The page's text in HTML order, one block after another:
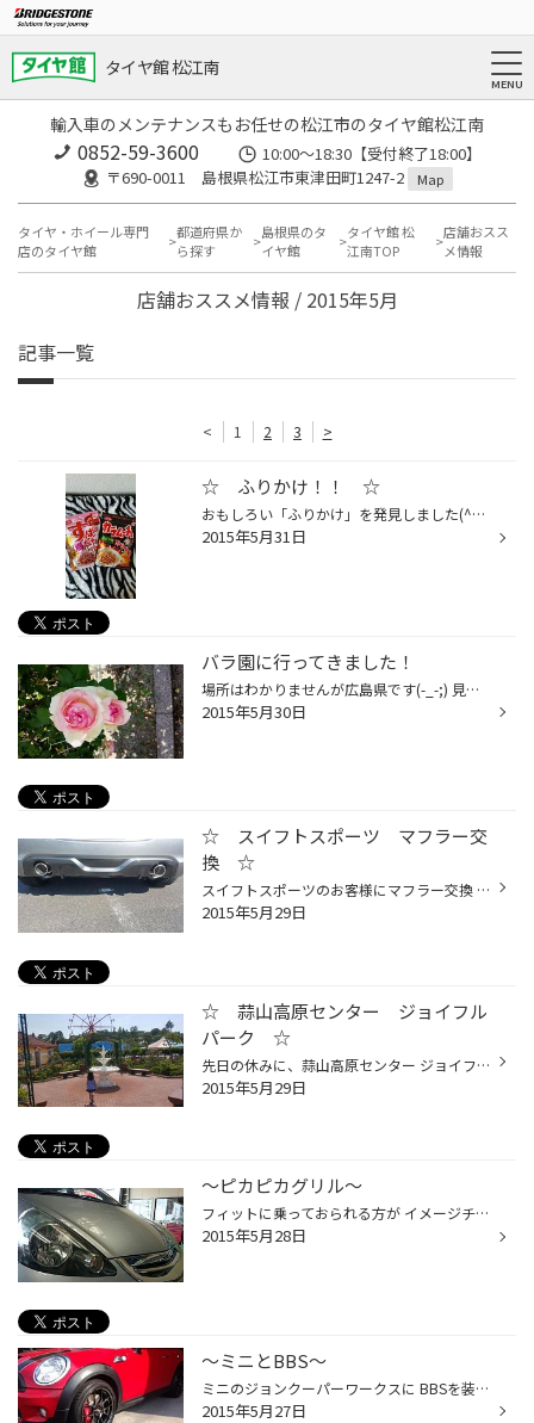
タイヤ館 松江南
輸入車のメンテナンスもお任せの松江市のタイヤ館松江南
0852-59-3600
10:00～18:30【受付終了18:00】
〒690-0011 島根県松江市東津田町1247-2
Map
タイヤ・ホイール専門
店のタイヤ館
都道府県か
ら探す
島根県のタ
イヤ館
タイヤ館 松
江南TOP
店舗おスス
メ情報
店舗おススメ情報 / 2015年5月
記事一覧
< 1 2 3 >
☆ ふりかけ！！ ☆
おもしろい「ふりかけ」を発見しました(^^) なんと！！みなさん一度は食べた事がある！？ コイケヤのスナック菓子「カラム～チョ」「すっぱム～チョ」 が、ふりかけになって登場してました！！ 「カラム～チョ」のふりかけを先に食べてますが、 美味しいですよ☆ これから更に暑くなってくるので、辛...
2015年5月31日
バラ園に行ってきました！
場所はわかりませんが広島県です(-_-;) 見たこともないバラがたくさん咲いてて感動しました☆ 少し散りかけでしたが楽しめましたよ～(^^♪ また来年行こうと思います(^^)v 次は散る前狙います♪♪
2015年5月30日
☆ スイフトスポーツ マフラー交
換 ☆
スイフトスポーツのお客様にマフラー交換 していただきました(^○^) 装着したマフラーは、なんと！！GPSで車速を 検知して、コントロールユニットへ伝達、速度に 応じてバルブを開閉し、サウンドをコントロール してくれます！！ 駐車場などの低速域では極めて静かに、高速域では サウンドとパフォー...
2015年5月29日
☆ 蒜山高原センター ジョイフル
パーク ☆
先日の休みに、蒜山高原センター ジョイフルパーク に行ってきました(^○^) 平日なんで貸切状態！！！ いっぱいアトラクションに乗るぞ～っと思ってましたが ・・・娘は全然乗り物に乗りたがらない(+o+) トイボックスタウンのボールプールが一番楽しかったみたいです。 娘の笑顔がいっぱい見れて良か...
2015年5月29日
～ピカピカグリル～
フィットに乗っておられる方が イメージチェンジという事で グリル（ボンネットとバンパーの間の所？） を交換して頂きました(^^)/ これだけでもかなり変わりましたね(*^。^*) 良い感じです！
2015年5月28日
～ミニとBBS～
ミニのジョンクーパーワークスに BBSを装着して頂きました(^^)/ 大変お待たせをしました！ 限定品かっこいいですね！！！ アライメント調整でさらにバッチリ(^o^) みなさんもいかがですか(^^)
2015年5月27日